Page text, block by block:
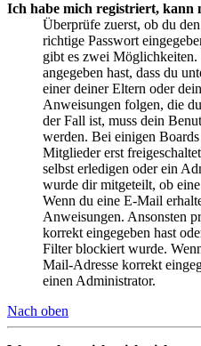
Ich habe mich registriert, kann
Überprüfe zuerst, ob du
richtige Passwort
gibt es zwei Möglichkeiten.
angegeben hast, dass du
einer deiner Eltern oder
Anweisungen folgen, die
der Fall ist, muss dein
werden. Bei einigen
Mitglieder erst
selbst erledigen oder ein
wurde dir mitgeteilt, ob
Wenn du eine E-Mail
Anweisungen. Ansonsten
korrekt eingegeben hast
Filter blockiert wurde.
Mail-Adresse korrekt
einen Administrator.
Nach oben